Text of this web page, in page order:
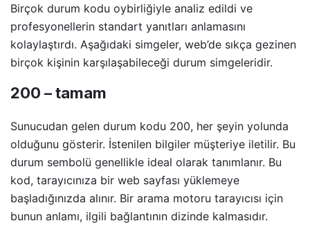
Birçok durum kodu oybirliğiyle analiz edildi ve
profesyonellerin standart yanıtları anlamasını
kolaylaştırdı. Aşağıdaki simgeler, web’de sıkça gezinen
birçok kişinin karşılaşabileceği durum simgeleridir.
200 – tamam
Sunucudan gelen durum kodu 200, her şeyin yolunda
olduğunu gösterir. İstenilen bilgiler müşteriye iletilir. Bu
durum sembolü genellikle ideal olarak tanımlanır. Bu
kod, tarayıcınıza bir web sayfası yüklemeye
başladığınızda alınır. Bir arama motoru tarayıcısı için
bunun anlamı, ilgili bağlantının dizinde kalmasıdır.